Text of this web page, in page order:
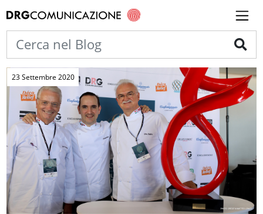
23 Settembre 2020